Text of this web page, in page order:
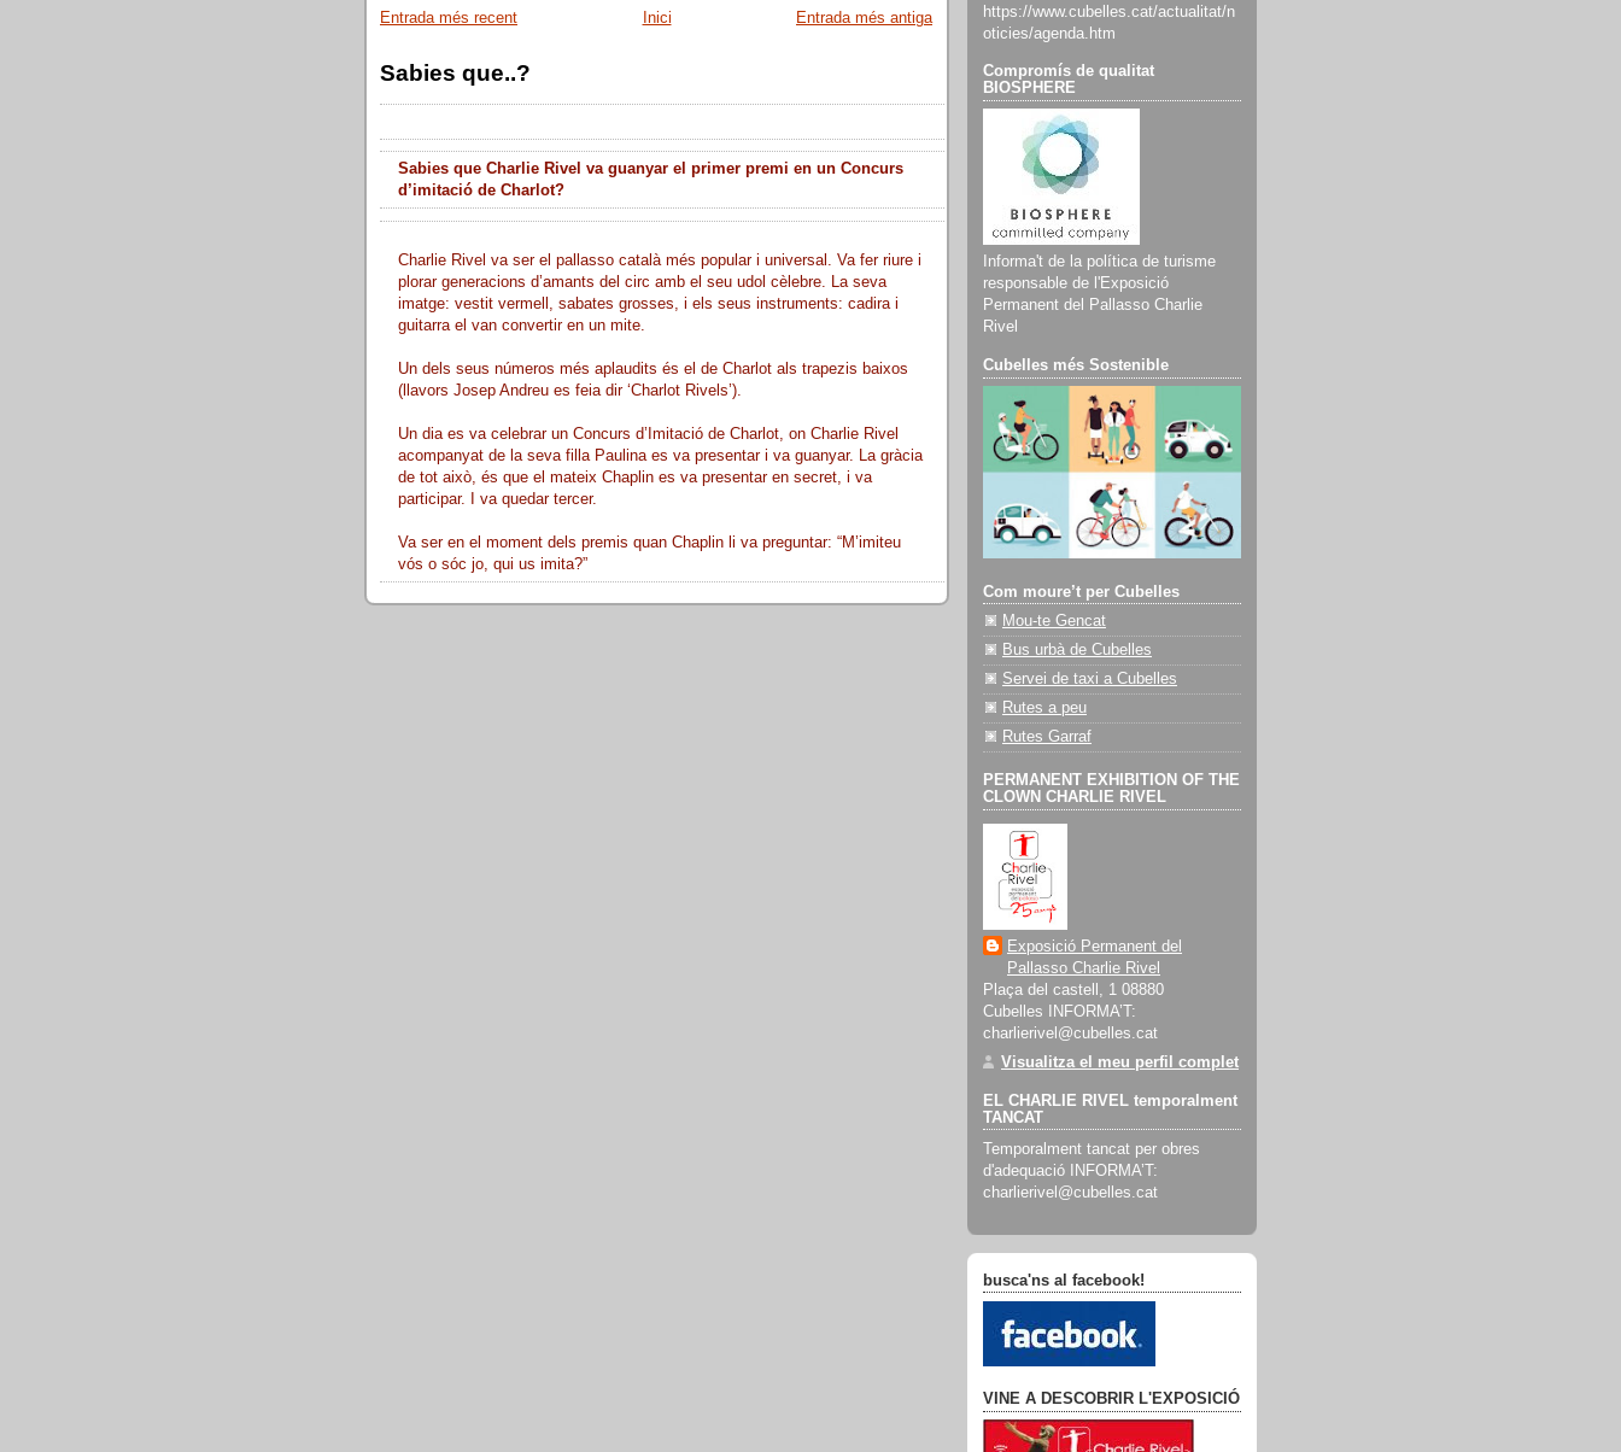
Entrada més recent Entrada més antiga
Inici
Sabies que..?
Sabies que Charlie Rivel va guanyar el primer premi en un Concurs
d’imitació de Charlot?
Charlie Rivel va ser el pallasso català més popular i universal. Va fer riure i
plorar generacions d’amants del circ amb el seu udol cèlebre. La seva
imatge: vestit vermell, sabates grosses, i els seus instruments: cadira i
guitarra el van convertir en un mite.
Un dels seus números més aplaudits és el de Charlot als trapezis baixos
(llavors Josep Andreu es feia dir ‘Charlot Rivels’).
Un dia es va celebrar un Concurs d’Imitació de Charlot, on Charlie Rivel
acompanyat de la seva filla Paulina es va presentar i va guanyar. La gràcia
de tot això, és que el mateix Chaplin es va presentar en secret, i va
participar. I va quedar tercer.
Va ser en el moment dels premis quan Chaplin li va preguntar: “M’imiteu
vós o sóc jo, qui us imita?”
https://www.cubelles.cat/actualitat/n
oticies/agenda.htm
Compromís de qualitat
BIOSPHERE
Informa't de la política de turisme
responsable de l'Exposició
Permanent del Pallasso Charlie
Rivel
Cubelles més Sostenible
Com moure’t per Cubelles
Mou-te Gencat
Bus urbà de Cubelles
Servei de taxi a Cubelles
Rutes a peu
Rutes Garraf
PERMANENT EXHIBITION OF THE
CLOWN CHARLIE RIVEL
Exposició Permanent del
Pallasso Charlie Rivel
Plaça del castell, 1 08880
Cubelles INFORMA’T:
charlierivel@cubelles.cat
Visualitza el meu perfil complet
EL CHARLIE RIVEL temporalment
TANCAT
Temporalment tancat per obres
d'adequació INFORMA’T:
charlierivel@cubelles.cat
busca'ns al facebook!
VINE A DESCOBRIR L'EXPOSICIÓ